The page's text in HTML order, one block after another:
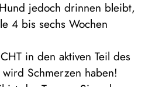
jedoch drinnen bleibt,
4 bis sechs Wochen
in den aktiven Teil des
Schmerzen haben!